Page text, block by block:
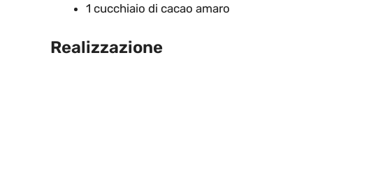
1 cucchiaio di cacao amaro
Realizzazione